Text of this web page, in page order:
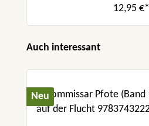
12,95 €*
Produktgalerie überspringen
Auch interessant
Neu